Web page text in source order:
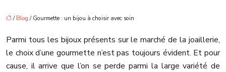
/ Blog / Gourmette : un bijou à choisir avec soin
Parmi tous les bijoux présents sur le marché de la joaillerie,
le choix d’une gourmette n’est pas toujours évident. Et pour
cause, il arrive que l’on se perde parmi la large variété de